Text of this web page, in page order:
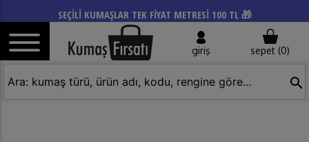
SEÇİLİ KUMAŞLAR TEK FİYAT METRESİ 100 TL 🎁
giriş sepet (0)
search